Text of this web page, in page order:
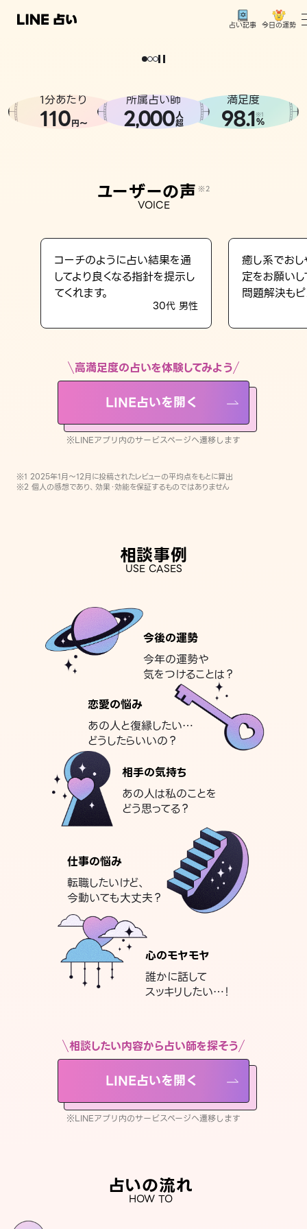
占い記事 今日の運勢
相談事例
LINE占いを開く
※LINEアプリ内のサービスページへ遷移します
どうせなら
。
1分あたり
110円〜
所属占い師
2,000人
超
満足度
98.1※1
%
ユーザーの声 ※2
VOICE
コーチのように占い結果を通
してより良くなる指針を提示し
てくれます。
30代 男性
癒し系でおし
定をお願い
問題解決もピ
高満足度の占いを体験してみよう
LINE占いを開く
※LINEアプリ内のサービスページへ遷移します
※1 2025年1月〜12月に投稿されたレビューの平均点をもとに算出
※2 個人の感想であり、効果・効能を保証するものではありません
相談事例
USE CASES
今後の運勢
今年の運勢や
気をつけることは？
恋愛の悩み
あの人と復縁したい…
どうしたらいいの？
相手の気持ち
あの人は私のことを
どう思ってる？
仕事の悩み
転職したいけど、
今動いても大丈夫？
心のモヤモヤ
誰かに話して
スッキリしたい…！
相談したい内容から占い師を探そう
LINE占いを開く
※LINEアプリ内のサービスページへ遷移します
占いの流れ
HOW TO